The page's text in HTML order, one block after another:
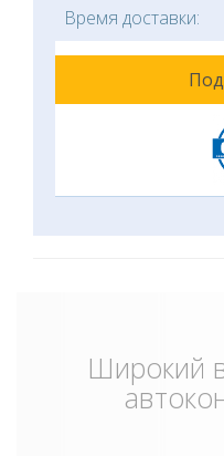
Время доставки:
Широкий